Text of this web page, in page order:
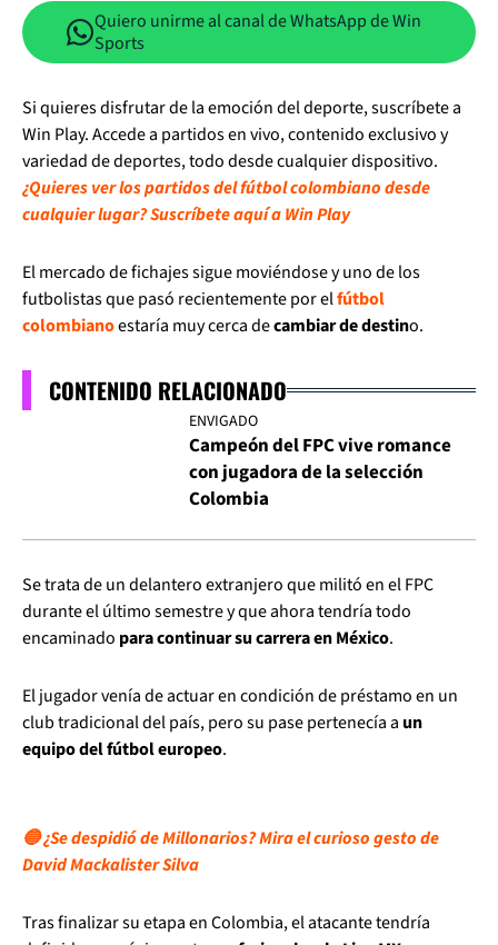
Quiero unirme al canal de WhatsApp de Win
Sports
Si quieres disfrutar de la emoción del deporte, suscríbete a
Win Play. Accede a partidos en vivo, contenido exclusivo y
variedad de deportes, todo desde cualquier dispositivo.
¿Quieres ver los partidos del fútbol colombiano desde
cualquier lugar? Suscríbete aquí a Win Play
El mercado de fichajes sigue moviéndose y uno de los
futbolistas que pasó recientemente por elfútbol
colombianoestaría muy cerca decambiar de destino.
CONTENIDO RELACIONADO
ENVIGADO
Campeón del FPC vive romance
con jugadora de la selección
Colombia
Se trata de un delantero extranjero que militó en el FPC
durante el último semestre y que ahora tendría todo
encaminado para continuar su carrera en México.
El jugador venía de actuar en condición de préstamo en un
club tradicional del país, pero su pase pertenecía a un
equipo del fútbol europeo.
🔵 ¿Se despidió de Millonarios? Mira el curioso gesto de
David Mackalister Silva
Tras finalizar su etapa en Colombia, el atacante tendría